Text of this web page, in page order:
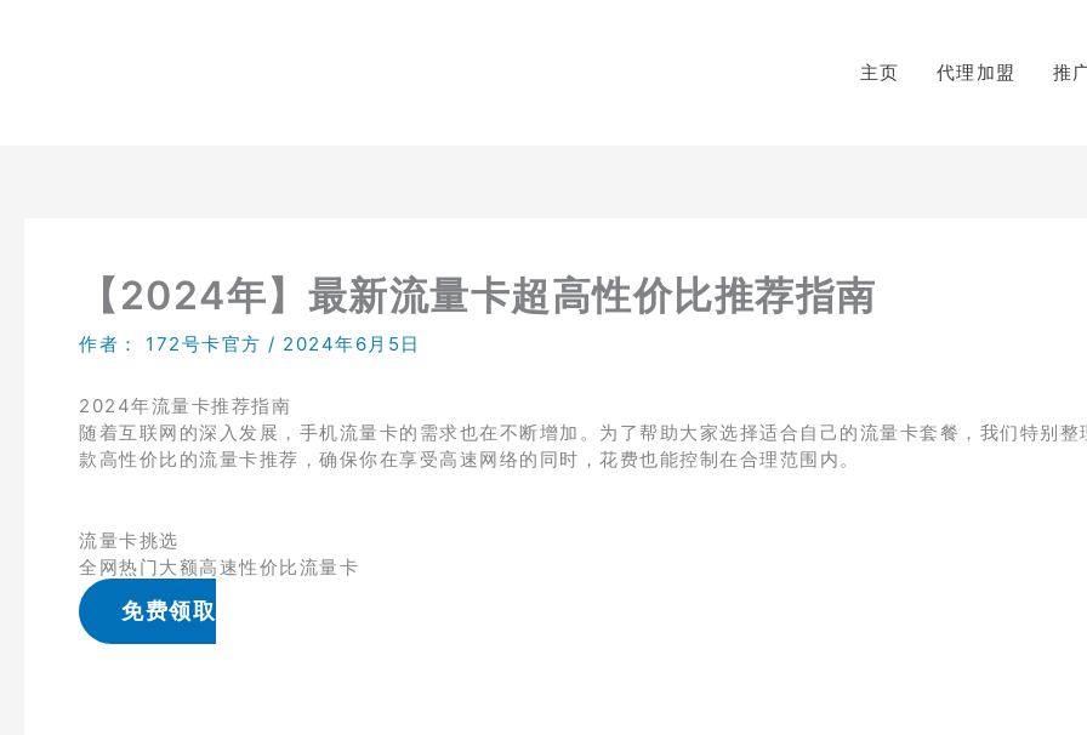
主页 代理加盟 推
【2024年】最新流量卡超高性价比推荐指南
作者： 172号卡官方 / 2024年6月5日
2024年流量卡推荐指南
随着互联网的深入发展，手机流量卡的需求也在不断增加。为了帮助大家选择适合自己的流量卡套餐，我们特别整
款高性价比的流量卡推荐，确保你在享受高速网络的同时，花费也能控制在合理范围内。
流量卡挑选
全网热门大额高速性价比流量卡
免费领取